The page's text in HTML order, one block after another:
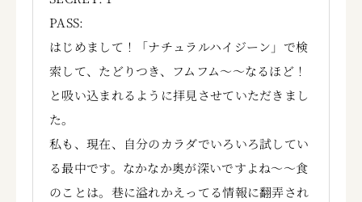
PASS:
はじめまして！「ナチュラルハイジーン」で検
索して、たどりつき、フムフム～～なるほど！
と吸い込まれるように拝見させていただきまし
た。
私も、現在、自分のカラダでいろいろ試してい
る最中です。なかなか奥が深いですよね～～食
のことは。巷に溢れかえってる情報に翻弄され